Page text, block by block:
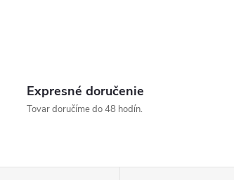
Expresné doručenie
Tovar doručíme do 48 hodín.